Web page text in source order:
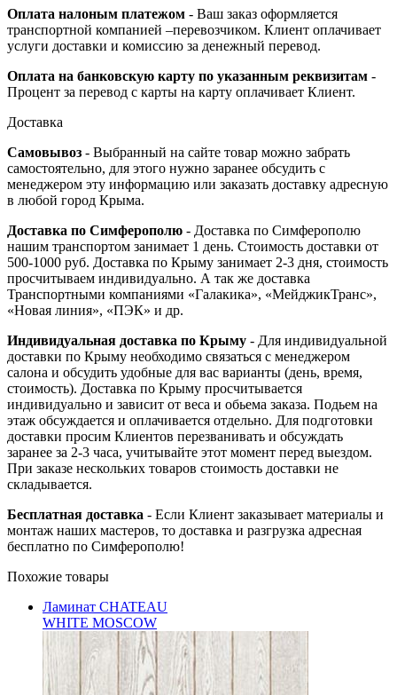
Оплата налоным платежом - Ваш заказ оформляется
транспортной компанией –перевозчиком. Клиент оплачивает
услуги доставки и комиссию за денежный перевод.
Оплата на банковскую карту по указанным реквизитам -
Процент за перевод с карты на карту оплачивает Клиент.
Доставка
Самовывоз - Выбранный на сайте товар можно забрать
самостоятельно, для этого нужно заранее обсудить с
менеджером эту информацию или заказать доставку адресную
в любой город Крыма.
Доставка по Симферополю - Доставка по Симферополю
нашим транспортом занимает 1 день. Стоимость доставки от
500-1000 руб. Доставка по Крыму занимает 2-3 дня, стоимость
просчитываем индивидуально. А так же доставка
Транспортными компаниями «Галакика», «МейджикТранс»,
«Новая линия», «ПЭК» и др.
Индивидуальная доставка по Крыму - Для индивидуальной
доставки по Крыму необходимо связаться с менеджером
салона и обсудить удобные для вас варианты (день, время,
стоимость). Доставка по Крыму просчитывается
индивидуально и зависит от веса и обьема заказа. Подьем на
этаж обсуждается и оплачивается отдельно. Для подготовки
доставки просим Клиентов перезванивать и обсуждать
заранее за 2-3 часа, учитывайте этот момент перед выездом.
При заказе нескольких товаров стоимость доставки не
складывается.
Бесплатная доставка - Если Клиент заказывает материалы и
монтаж наших мастеров, то доставка и разгрузка адресная
бесплатно по Симферополю!
Похожие товары
Ламинат CHATEAU
WHITE MOSCOW